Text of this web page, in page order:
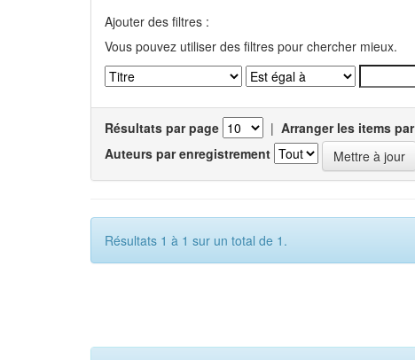
Ajouter des filtres :
Vous pouvez utiliser des filtres pour chercher mieux.
Résultats par page | Arranger les items par
Auteurs par enregistrement
Résultats 1 à 1 sur un total de 1.